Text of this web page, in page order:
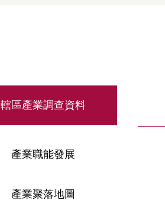
轄區產業調查資料
產業職能發展
產業聚落地圖